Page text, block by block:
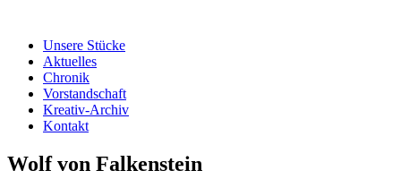
Unsere Stücke
Aktuelles
Chronik
Vorstandschaft
Kreativ-Archiv
Kontakt
Wolf von Falkenstein